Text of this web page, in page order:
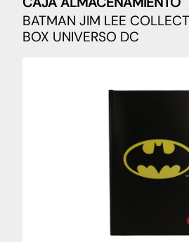
BATMAN JIM LEE
BOX UNIVERSO DC